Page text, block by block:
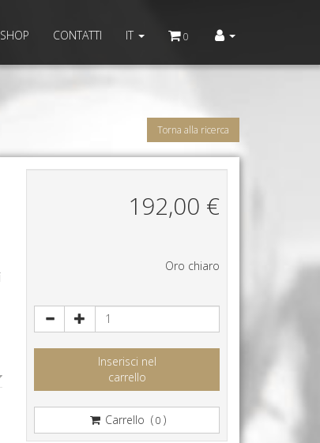
IT 0
SHOP CONTATTI
Torna alla ricerca
192,00 €
Oro chiaro
Inserisci nel
carrello
Carrello (0 )